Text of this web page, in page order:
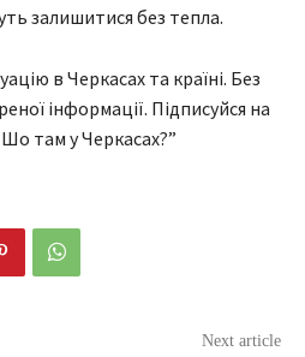
залишитися без тепла.
в Черкасах та країні. Без
інформації. Підписуйся на
там у Черкасах?”
Next article